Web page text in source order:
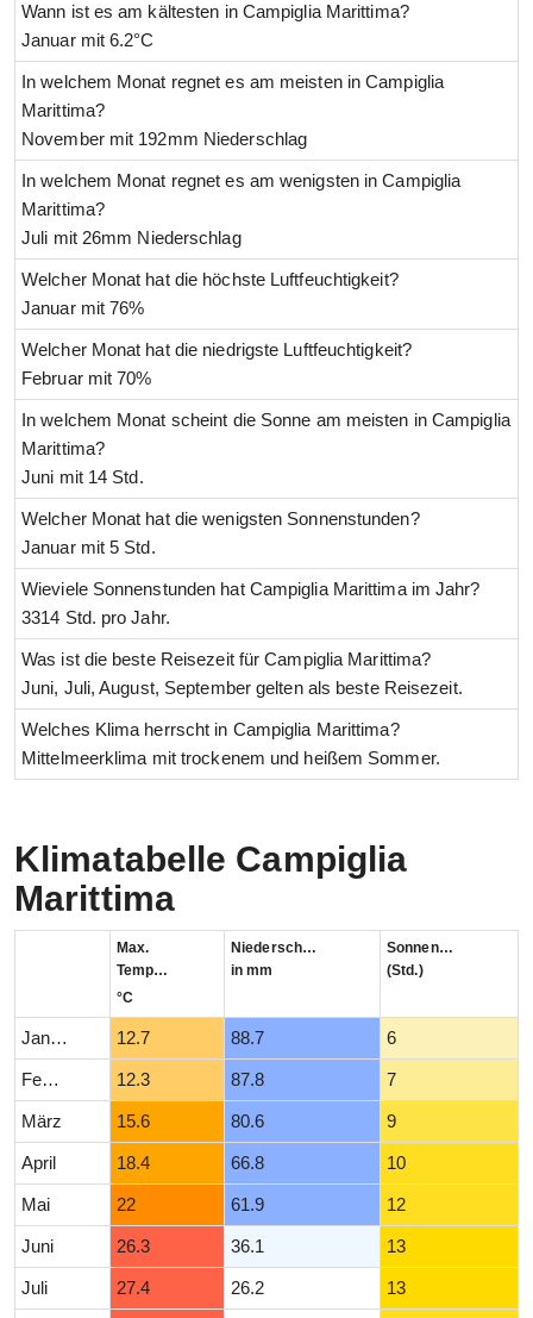
Wann ist es am kältesten in Campiglia Marittima?
Januar mit 6.2°C
In welchem Monat regnet es am meisten in Campiglia
Marittima?
November mit 192mm Niederschlag
In welchem Monat regnet es am wenigsten in Campiglia
Marittima?
Juli mit 26mm Niederschlag
Welcher Monat hat die höchste Luftfeuchtigkeit?
Januar mit 76%
Welcher Monat hat die niedrigste Luftfeuchtigkeit?
Februar mit 70%
In welchem Monat scheint die Sonne am meisten in Campiglia
Marittima?
Juni mit 14 Std.
Welcher Monat hat die wenigsten Sonnenstunden?
Januar mit 5 Std.
Wieviele Sonnenstunden hat Campiglia Marittima im Jahr?
3314 Std. pro Jahr.
Was ist die beste Reisezeit für Campiglia Marittima?
Juni, Juli, August, September gelten als beste Reisezeit.
Welches Klima herrscht in Campiglia Marittima?
Mittelmeerklima mit trockenem und heißem Sommer.
Klimatabelle Campiglia
Marittima
Max.
Temperatur
°C
Niederschlag
in mm
Sonnenstunden
(Std.)
Januar 12.7 88.7 6
Februar 12.3 87.8 7
März 15.6 80.6 9
April 18.4 66.8 10
Mai 22 61.9 12
Juni 26.3 36.1 13
Juli 27.4 26.2 13